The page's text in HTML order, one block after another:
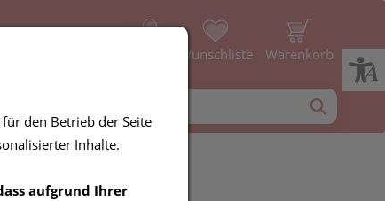
Wunschliste Warenkorb
den Betrieb der Seite
Inhalte.
aufgrund Ihrer